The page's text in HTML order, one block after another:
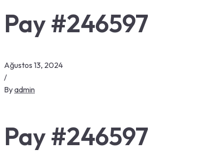
Pay #246597
Ağustos 13, 2024
/
Byadmin
Pay #246597